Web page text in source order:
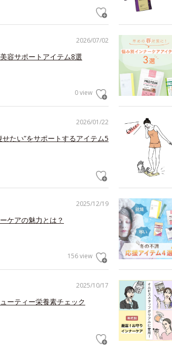
2026/07/02
容サポートアイテム8選
0 view
2026/01/22
たい”をサポートするアイテム5
2025/12/19
ケアの魅力とは？
156 view
2025/10/17
ーティー栄養素チェック